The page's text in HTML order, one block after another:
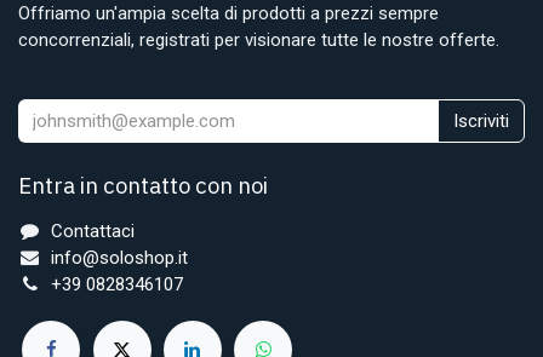
Offriamo un'ampia scelta di prodotti a prezzi sempre
concorrenziali, registrati per visionare tutte le nostre offerte.
Iscriviti
Entra in contatto con noi
Contattaci
info@soloshop.it
+39 0828346107